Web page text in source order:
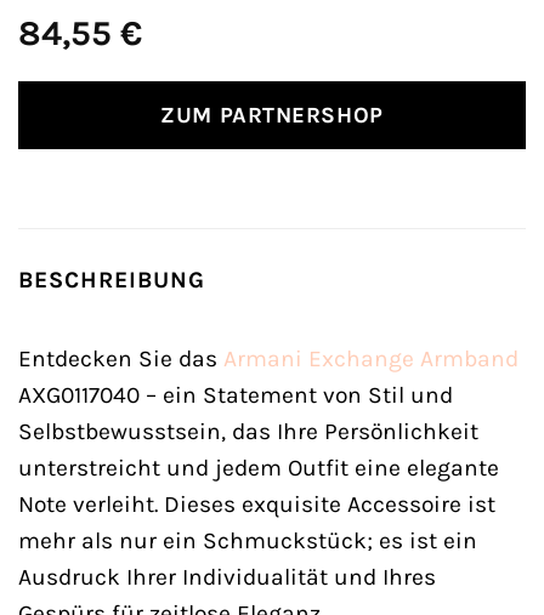
84,55 €
ZUM PARTNERSHOP
BESCHREIBUNG
Entdecken Sie das Armani Exchange Armband
AXG0117040 – ein Statement von Stil und
Selbstbewusstsein, das Ihre Persönlichkeit
unterstreicht und jedem Outfit eine elegante
Note verleiht. Dieses exquisite Accessoire ist
mehr als nur ein Schmuckstück; es ist ein
Ausdruck Ihrer Individualität und Ihres